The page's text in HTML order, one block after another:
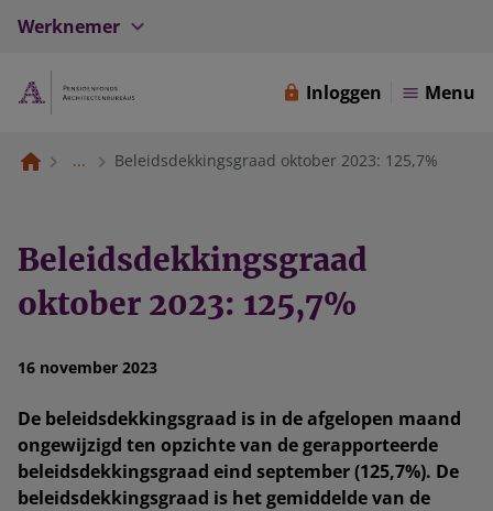
Werknemer
Inloggen Menu
... Beleidsdekkingsgraad oktober 2023: 125,7%
Beleidsdekkingsgraad
oktober 2023: 125,7%
16 november 2023
De beleidsdekkingsgraad is in de afgelopen maand
ongewijzigd ten opzichte van de gerapporteerde
beleidsdekkingsgraad eind september (125,7%). De
beleidsdekkingsgraad is het gemiddelde van de